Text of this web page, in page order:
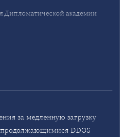
Дипломатической академии
за медленную загрузку
продолжающимися DDOS